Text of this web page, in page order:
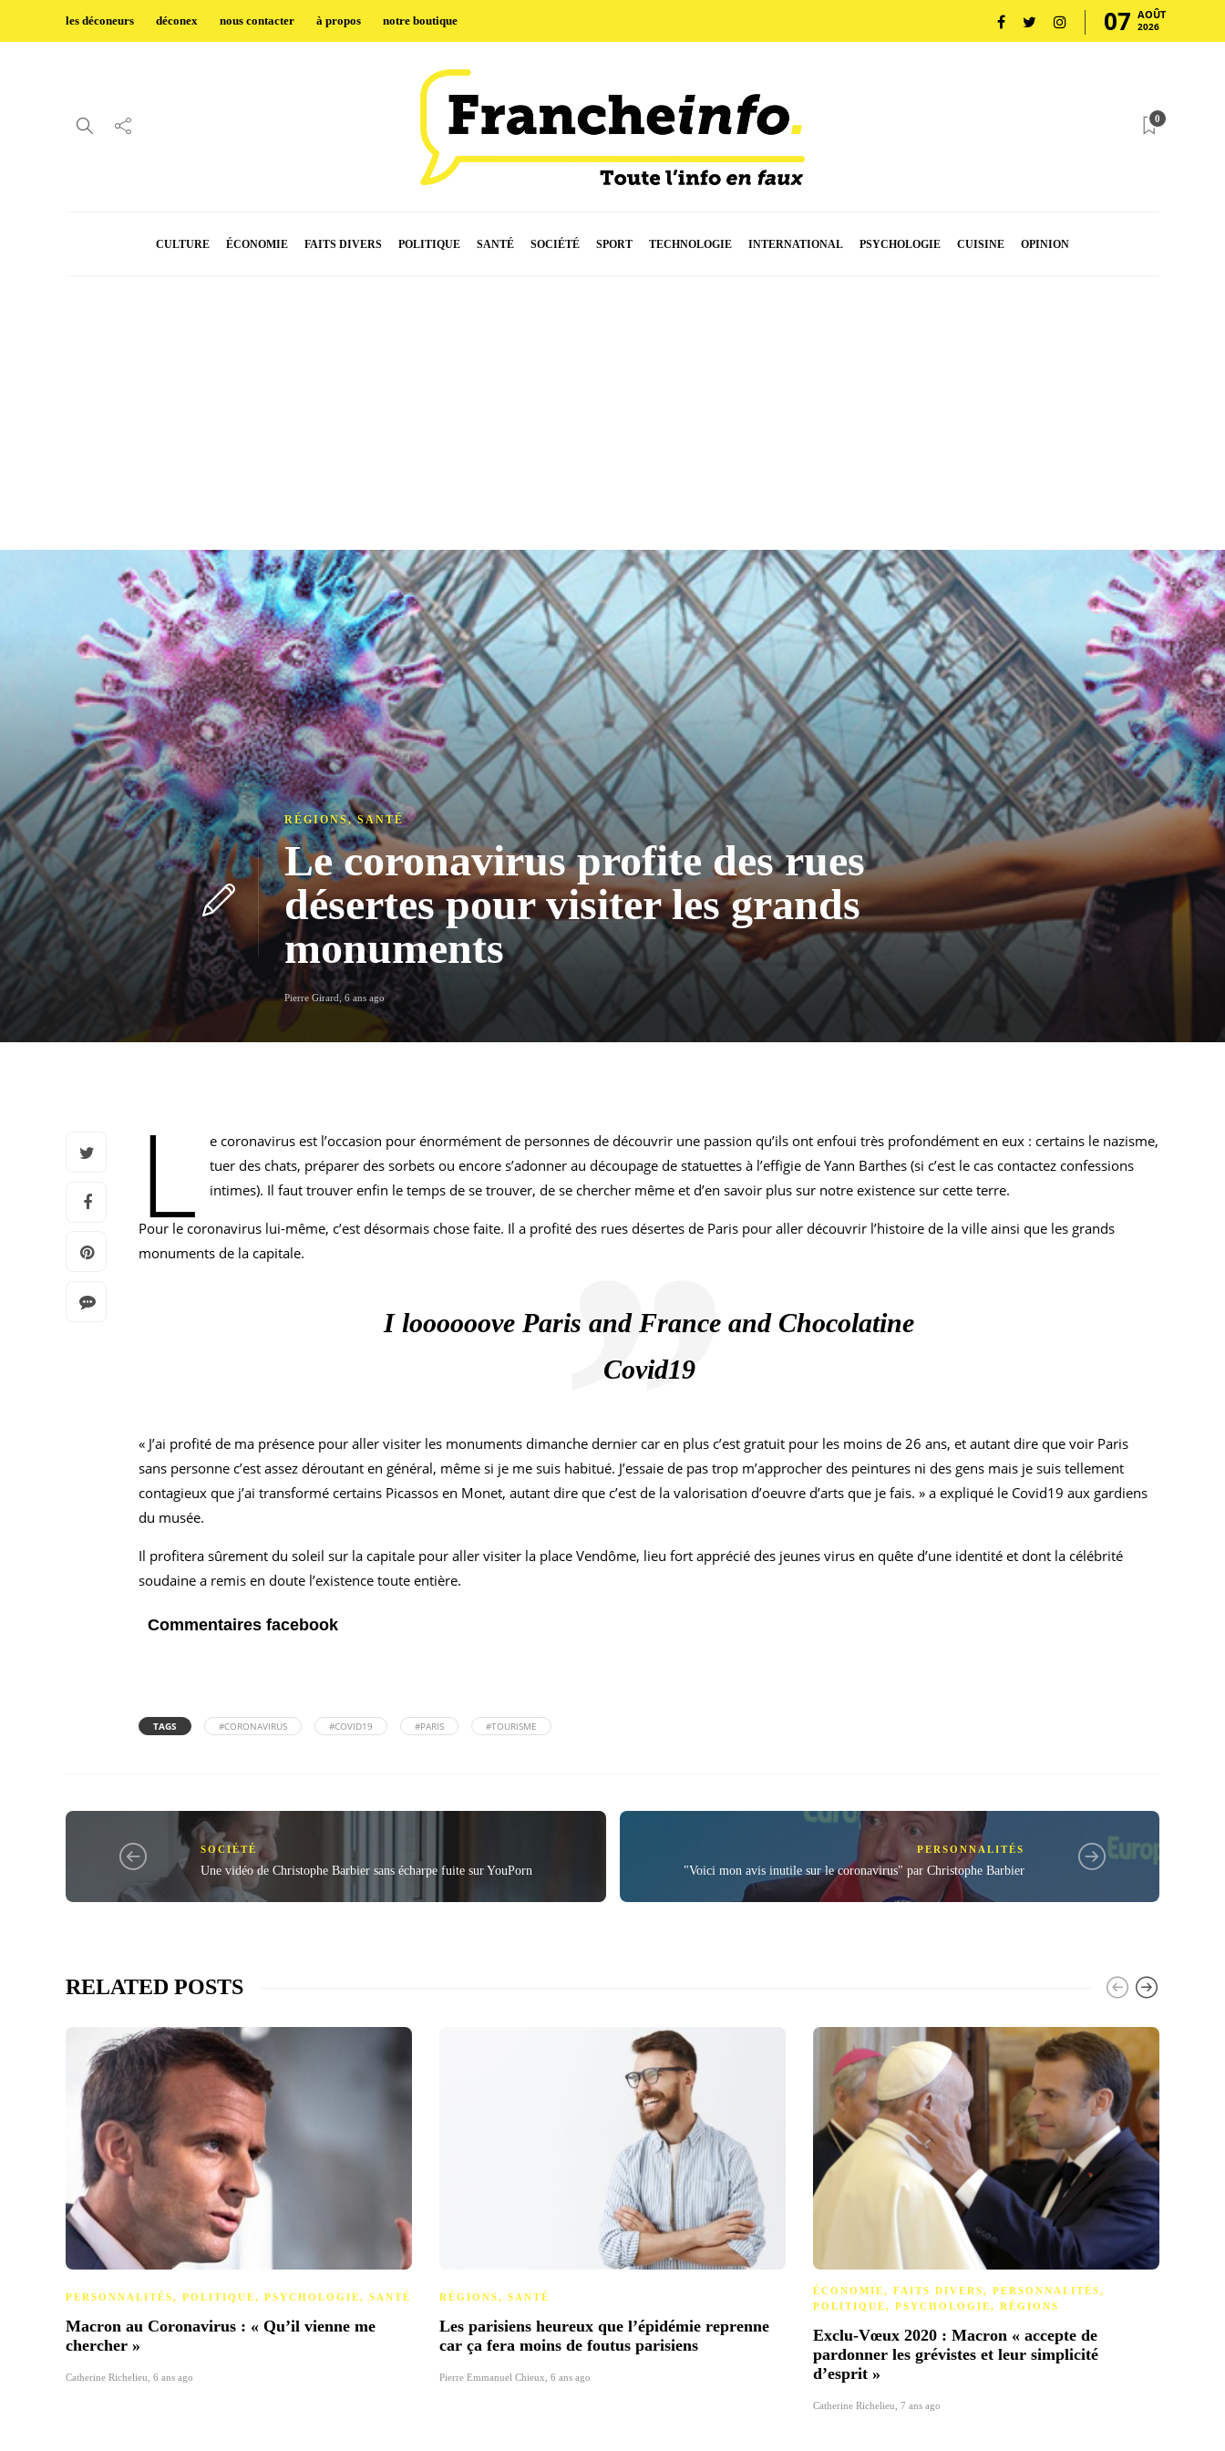
les déconeurs déconex nous contacter à propos notre boutique 07 AOÛT
2026
0
CULTURE ÉCONOMIE FAITS DIVERS POLITIQUE SANTÉ SOCIÉTÉ SPORT TECHNOLOGIE INTERNATIONAL PSYCHOLOGIE CUISINE OPINION
RÉGIONS,SANTÉ
Le coronavirus profite des rues
désertes pour visiter les grands
monuments
Pierre Girard 6 ans ago
L
e coronavirus est l’occasion pour énormément de personnes de découvrir une passion qu’ils ont enfoui très profondément en eux : certains le nazisme,
tuer des chats, préparer des sorbets ou encore s’adonner au découpage de statuettes à l’effigie de Yann Barthes (si c’est le cas contactez confessions
intimes). Il faut trouver enfin le temps de se trouver, de se chercher même et d’en savoir plus sur notre existence sur cette terre.
Pour le coronavirus lui-même, c’est désormais chose faite. Il a profité des rues désertes de Paris pour aller découvrir l’histoire de la ville ainsi que les grands
monuments de la capitale.
I loooooove Paris and France and Chocolatine
Covid19
« J’ai profité de ma présence pour aller visiter les monuments dimanche dernier car en plus c’est gratuit pour les moins de 26 ans, et autant dire que voir Paris
sans personne c’est assez déroutant en général, même si je me suis habitué. J’essaie de pas trop m’approcher des peintures ni des gens mais je suis tellement
contagieux que j’ai transformé certains Picassos en Monet, autant dire que c’est de la valorisation d’oeuvre d’arts que je fais. » a expliqué le Covid19 aux gardiens
du musée.
Il profitera sûrement du soleil sur la capitale pour aller visiter la place Vendôme, lieu fort apprécié des jeunes virus en quête d’une identité et dont la célébrité
soudaine a remis en doute l’existence toute entière.
Commentaires facebook
TAGS #CORONAVIRUS #COVID19 #PARIS #TOURISME
SOCIÉTÉ
Une vidéo de Christophe Barbier sans écharpe fuite sur YouPorn
PERSONNALITÉS
"Voici mon avis inutile sur le coronavirus" par Christophe Barbier
RELATED POSTS
PERSONNALITÉS, POLITIQUE, PSYCHOLOGIE, SANTÉ
Macron au Coronavirus : « Qu’il vienne me
chercher »
Catherine Richelieu 6 ans ago
RÉGIONS, SANTÉ
Les parisiens heureux que l’épidémie reprenne
car ça fera moins de foutus parisiens
Pierre Emmanuel Chieux 6 ans ago
ÉCONOMIE, FAITS DIVERS, PERSONNALITÉS,
POLITIQUE, PSYCHOLOGIE, RÉGIONS
Exclu-Vœux 2020 : Macron « accepte de
pardonner les grévistes et leur simplicité
d’esprit »
Catherine Richelieu 7 ans ago